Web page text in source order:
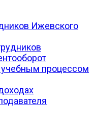
Ижевского
учебным процессом